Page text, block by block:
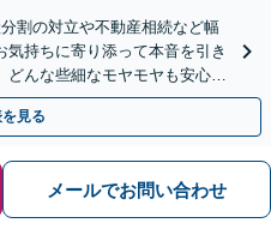
割の対立や不動産相続など幅
持ちに寄り添って本音を引き
んな些細なモヤモヤも安心し
可】
見る
メールでお問い合わせ